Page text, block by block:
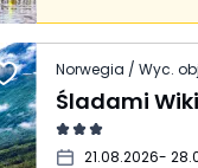
Norwegia / Wyc.
21.08.2026-